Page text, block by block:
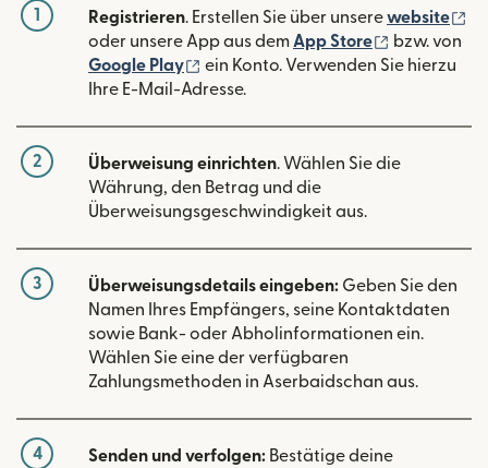
1 Registrieren. Erstellen Sie über unserewebsite
oder unsere App aus dem App Store (wird in
bzw. von
Google Play
(wird in einem neuen Fenster
ein Konto. Verwenden Sie hierzu
Ihre E-Mail-Adresse.
2 Überweisung einrichten. Wählen Sie die
Währung, den Betrag und die
Überweisungsgeschwindigkeit aus.
3 Überweisungsdetails eingeben: Geben Sie den
Namen Ihres Empfängers, seine Kontaktdaten
sowie Bank- oder Abholinformationen ein.
Wählen Sie eine der verfügbaren
Zahlungsmethoden in Aserbaidschan aus.
4 Senden und verfolgen: Bestätige deine